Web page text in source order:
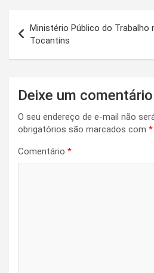
de
Post
Ministério Público do Trabalho
Tocantins
Deixe um comentário
O seu endereço de e-mail não
obrigatórios são marcados com *
Comentário *